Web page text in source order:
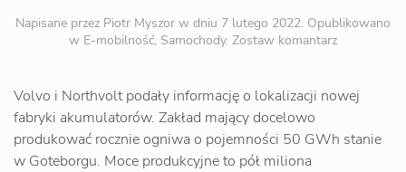
Napisane przez Piotr Myszor w dniu 7 lutego 2022. Opublikowano
w E-mobilność, Samochody. Zostaw komantarz
Volvo i Northvolt podały informację o lokalizacji nowej
fabryki akumulatorów. Zakład mający docelowo
produkować rocznie ogniwa o pojemności 50 GWh stanie
w Goteborgu. Moce produkcyjne to pół miliona